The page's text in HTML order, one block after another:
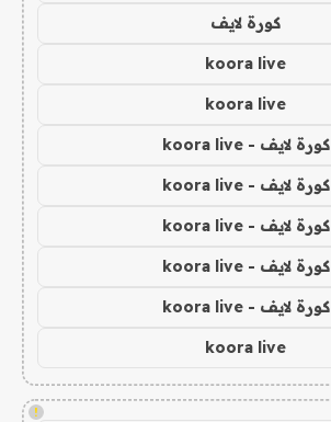
كورة لايف
koora live
koora live
كورة لايف - koora live
كورة لايف - koora live
كورة لايف - koora live
كورة لايف - koora live
كورة لايف - koora live
koora live
!